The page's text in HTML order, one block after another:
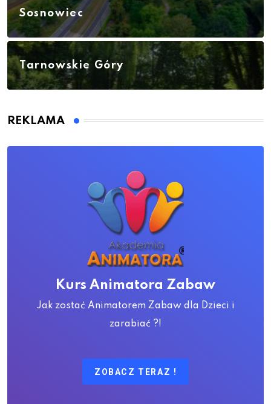
Sosnowiec
Tarnowskie Góry
REKLAMA
Kurs Animatora Zabaw
Jak zostać Animatorem Zabaw dla Dzieci i
zarabiać ?!
ZOBACZ TERAZ !